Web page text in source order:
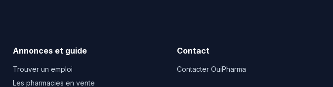
Annonces et guide
Trouver un emploi
Les pharmacies en vente
Contact
Contacter OuiPharma